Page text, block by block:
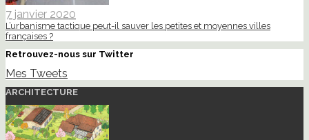
7 janvier 2020
L’urbanisme tactique peut-il sauver les petites et moyennes villes
françaises ?
Retrouvez-nous sur Twitter
Mes Tweets
ARCHITECTURE